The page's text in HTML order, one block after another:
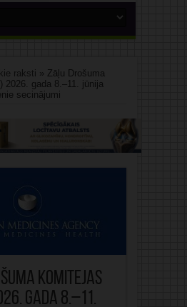
raksti » Zāļu Drošuma
2026. gada 8.–11. jūnija
secinājumi
komitejas
gada 8.–11.